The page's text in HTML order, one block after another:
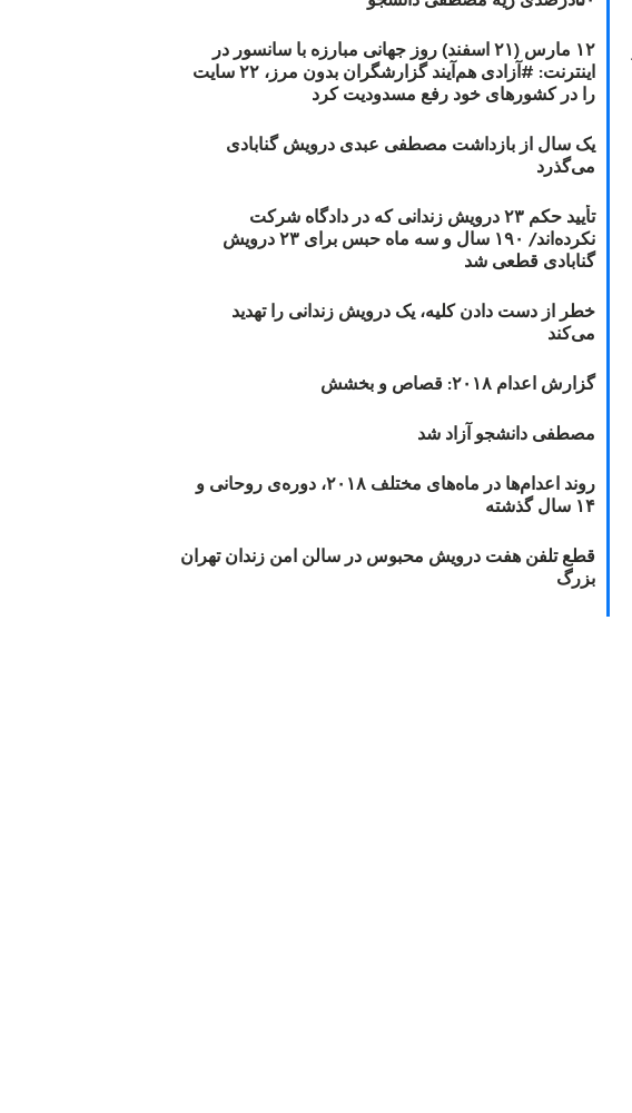
۱۲ مارس (۲۱ اسفند) روز جهانی مبارزه با سانسور در
اینترنت: #آزادی هم‌آیند گزارشگران‌ بدون مرز، ۲۲ سایت
را در کشورهای خود رفع مسدودیت کرد
یک سال از بازداشت مصطفی عبدی درویش گنابادی
می‌گذرد
تأیید حکم ۲۳ درویش زندانی که در دادگاه شرکت
نکرده‌اند/ ۱۹۰ سال و سه ماه حبس برای ۲۳ درویش
گنابادی قطعی شد
خطر از دست دادن کلیه، یک درویش زندانی را تهدید
می‌کند
گزارش اعدام ۲۰۱۸: قصاص و بخشش
مصطفی دانشجو آزاد شد
روند اعدام‌ها در ماه‌های مختلف ۲۰۱۸، دوره‌ی روحانی و
۱۴ سال گذشته
قطع تلفن هفت درویش محبوس در سالن امن زندان تهران
بزرگ